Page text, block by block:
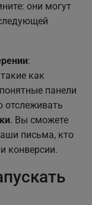
они могут
:
как
панели
отслеживать
. Вы сможете
письма, кто
конверсии.